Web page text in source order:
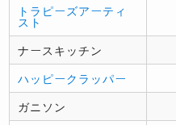
トラピーズアーティ
スト
ナースキッチン
ハッピークラッパー
ガニソン